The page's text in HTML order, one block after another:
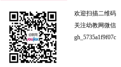
欢迎扫描二维码
关注幼教网微信
gh_5735a1f9f07c